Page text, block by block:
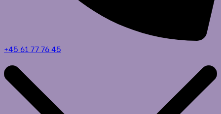
+45 61 77 76 45